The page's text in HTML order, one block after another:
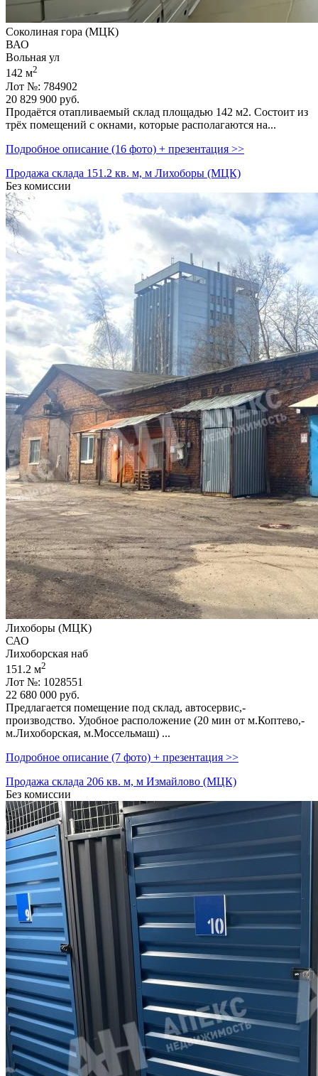
Соколиная гора (МЦК)
ВАО
Вольная ул
142 м2
Лот №: 784902
20 829 900 руб.
Продаётся отапливаемый склад площадью 142 м2. Состоит из
трёх помещений с окнами,­ которые располагаются на...
Подробное описание (16 фото) + презентация >>
Продажа склада 151.2 кв. м, м Лихоборы (МЦК)
Без комиссии
Лихоборы (МЦК)
САО
Лихоборская наб
151.2 м2
Лот №: 1028551
22 680 000 руб.
Предлагается помещение под склад,­ aвтоceрвиc,­
пpoизвoдcтвo. Удобное расположение (20 мин от м.Коптево,­
м.Лихоборская,­ м.Моссельмаш) ...
Подробное описание (7 фото) + презентация >>
Продажа склада 206 кв. м, м Измайлово (МЦК)
Без комиссии